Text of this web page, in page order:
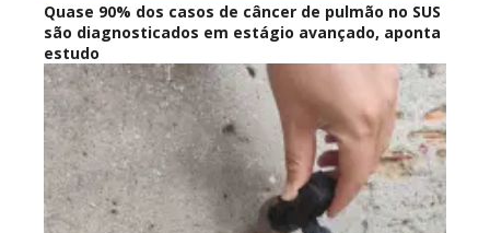
Quase 90% dos casos de câncer de pulmão no SUS
são diagnosticados em estágio avançado, aponta
estudo